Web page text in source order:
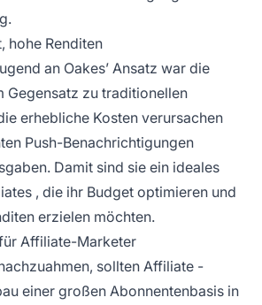
hohe Renditen
an Oakes’ Ansatz war die
Gegensatz zu traditionellen
erhebliche Kosten verursachen
Push-Benachrichtigungen
Damit sind sie ein ideales
, die ihr Budget optimieren und
erzielen möchten.
Affiliate-Marketer
sollten Affiliate -
einer großen Abonnentenbasis in